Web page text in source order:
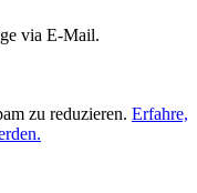
via E-Mail.
zu reduzieren. Erfahre,